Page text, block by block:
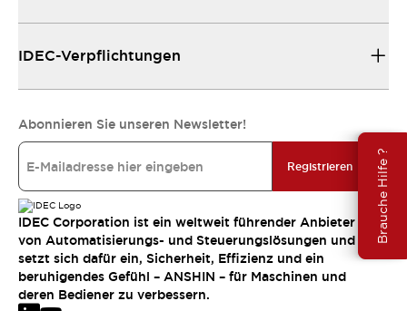
Brauche Hilfe ?
IDEC-Verpflichtungen
Abonnieren Sie unseren Newsletter!
Registrieren
IDEC Corporation ist ein weltweit führender Anbieter
von Automatisierungs- und Steuerungslösungen und
setzt sich dafür ein, Sicherheit, Effizienz und ein
beruhigendes Gefühl – ANSHIN – für Maschinen und
deren Bediener zu verbessern.